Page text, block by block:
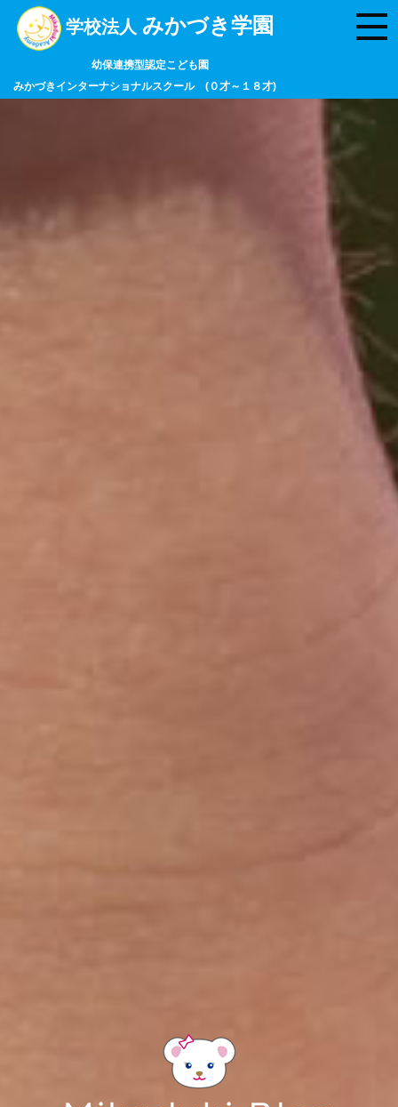
学校法人 みかづき学園
幼保連携型認定こども園
みかづきインターナショナルスクール (０才～１８才)